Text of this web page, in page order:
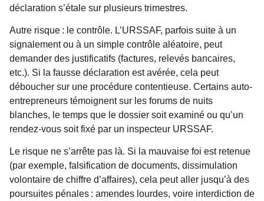
déclaration s’étale sur plusieurs trimestres.
Autre risque : le contrôle. L’URSSAF, parfois suite à un
signalement ou à un simple contrôle aléatoire, peut
demander des justificatifs (factures, relevés bancaires,
etc.). Si la fausse déclaration est avérée, cela peut
déboucher sur une procédure contentieuse. Certains auto-
entrepreneurs témoignent sur les forums de nuits
blanches, le temps que le dossier soit examiné ou qu’un
rendez-vous soit fixé par un inspecteur URSSAF.
Le risque ne s’arrête pas là. Si la mauvaise foi est retenue
(par exemple, falsification de documents, dissimulation
volontaire de chiffre d’affaires), cela peut aller jusqu’à des
poursuites pénales : amendes lourdes, voire interdiction de